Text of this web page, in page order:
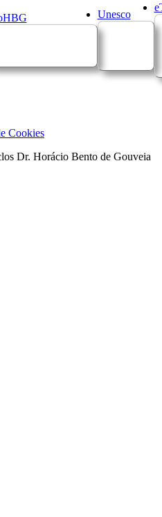
Unesco
Cookies
Dr. Horácio Bento de Gouveia